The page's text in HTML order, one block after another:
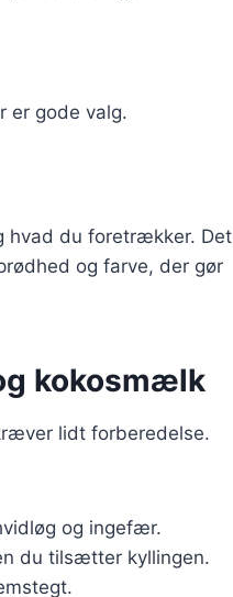
er gode valg.
hvad du foretrækker. Det
og farve, der gør
kokosmælk
lidt forberedelse.
og ingefær.
du tilsætter kyllingen.